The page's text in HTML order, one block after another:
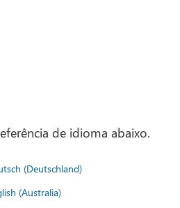
de idioma abaixo.
(Deutschland)
(Australia)